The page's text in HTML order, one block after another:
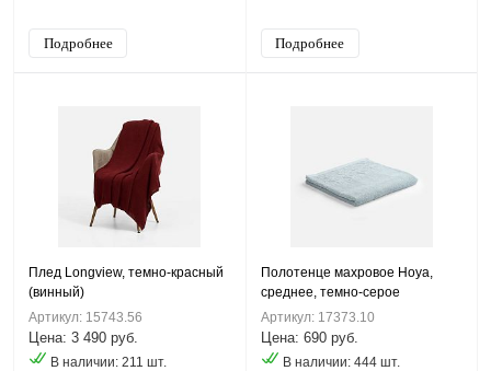
Подробнее Подробнее
Плед Longview, темно-красный
(винный)
Артикул: 15743.56
Цена: 3 490 руб.
В наличии: 211 шт.
Полотенце махровое Hoya,
среднее, темно-серое
Артикул: 17373.10
Цена: 690 руб.
В наличии: 444 шт.